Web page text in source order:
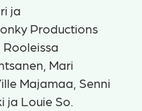
ja
Productions
Mari
Majamaa, Senni
ja Louie So.